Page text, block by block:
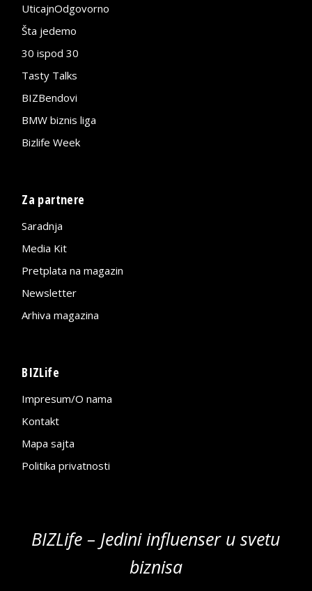
UticajnOdgovorno
Šta jedemo
30 ispod 30
Tasty Talks
BIZBendovi
BMW biznis liga
Bizlife Week
Za partnere
Saradnja
Media Kit
Pretplata na magazin
Newsletter
Arhiva magazina
BIZLife
Impresum/O nama
Kontakt
Mapa sajta
Politika privatnosti
BIZLife – Jedini influenser u svetu
biznisa